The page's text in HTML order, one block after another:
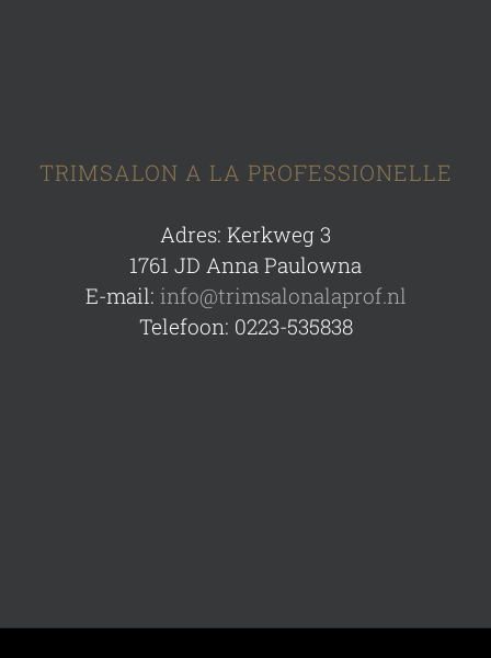
TRIMSALON A LA PROFESSIONELLE
Adres: Kerkweg 3
1761 JD Anna Paulowna
E-mail: info@trimsalonalaprof.nl
Telefoon: 0223-535838